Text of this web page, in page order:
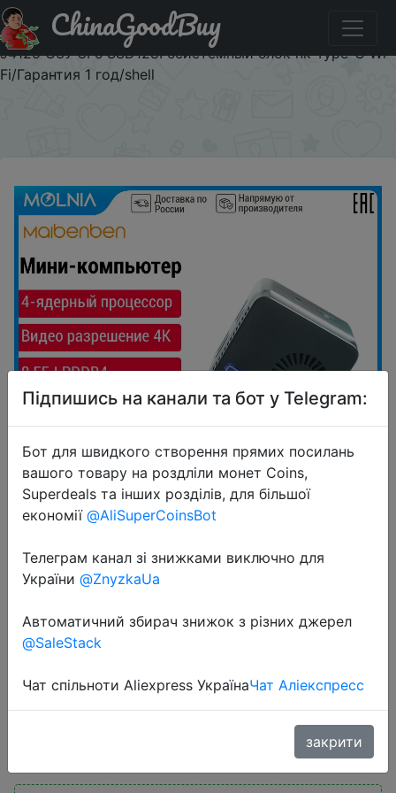
Паридбати з промокодом GEOI6IYYSPN1 Мини ПК
maibenben Офисный компьютер PCJ4 Intel celeron
J4125 ОЗУ 8Гб SSD128Гбсистемный блок пк Type-C Wi-
Fi/Гарантия 1 год/shell
ChinaGoodBuy
Мини ПК maibenben Офисный
компьютер PCJ4 Intel celeron
J4125 ОЗУ 8Гб
SSD128Гбсистемный блок пк
Підпишись на канали та бот у Telegram:
Бот для швидкого створення прямих посилань
вашого товару на роздліли монет Coins,
Superdeals та інших розділів, для більшої
економії @AliSuperCoinsBot
Телеграм канал зі знижками виключно для
України @ZnyzkaUa
Автоматичний збирач знижок з різних джерел
@SaleStack
Чат спільноти Aliexpress УкраїнаЧат Аліекспресс
закрити